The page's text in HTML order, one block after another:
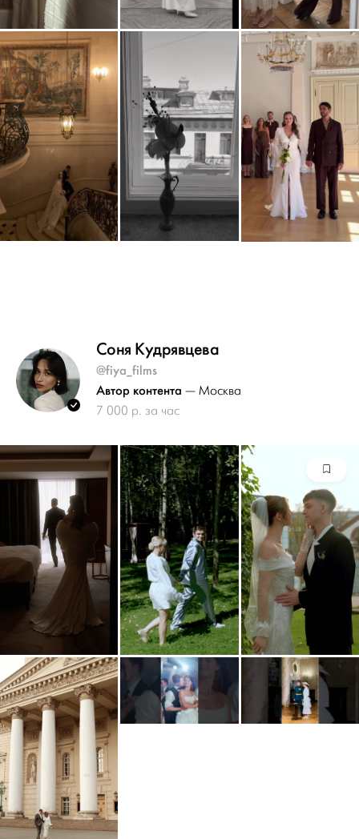
Соня Кудрявцева
@fiya_films
Автор контента — Москва
7 000 р. за час